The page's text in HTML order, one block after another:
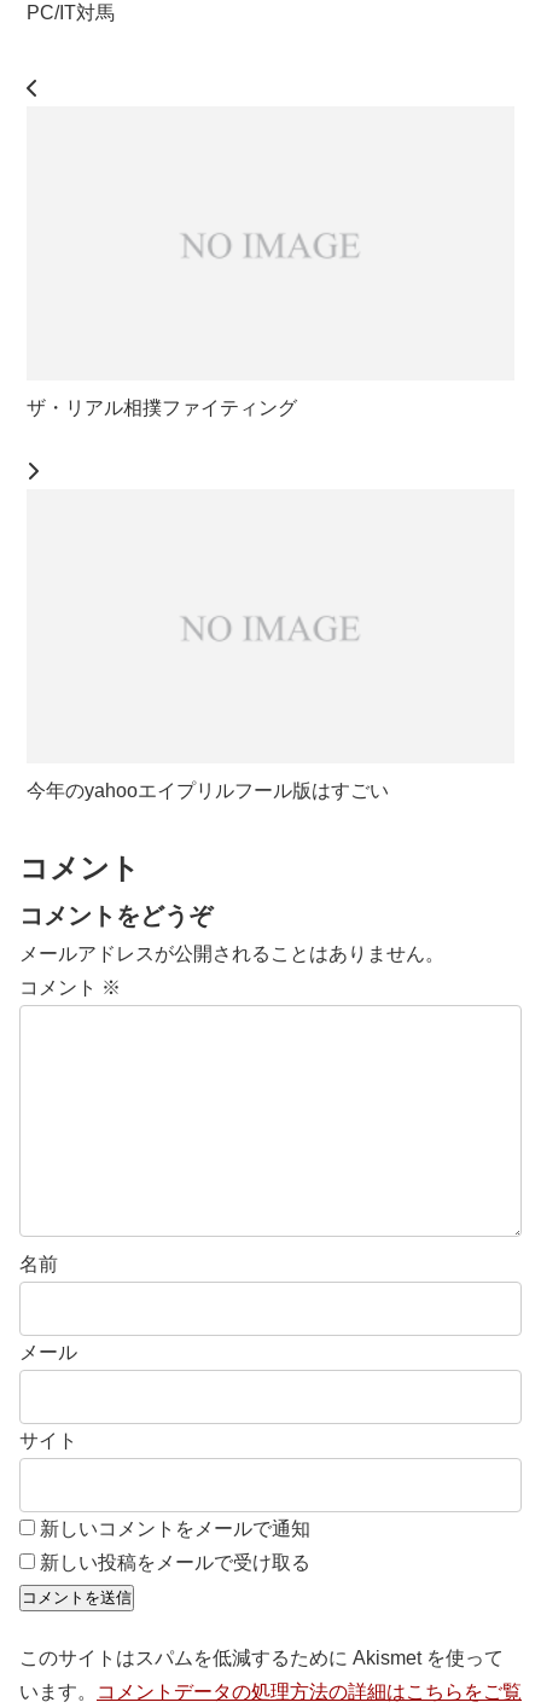
PC/IT対馬
ザ・リアル相撲ファイティング
今年のyahooエイプリルフール版はすごい
コメント
コメントをどうぞ
メールアドレスが公開されることはありません。
コメント ※
名前
メール
サイト
新しいコメントをメールで通知
新しい投稿をメールで受け取る
このサイトはスパムを低減するために Akismet を使って
います。
コメントデータの処理方法の詳細はこちらをご覧